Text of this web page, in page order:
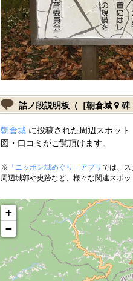
詰ノ段説明板（［朝倉城 碑
朝倉城に投稿された周辺スポット
図・口コミがご覧頂けます。
※ 「ニッポン城めぐり」アプリ では、ス
周辺城郭や史跡など、様々な関連スポッ
+
−